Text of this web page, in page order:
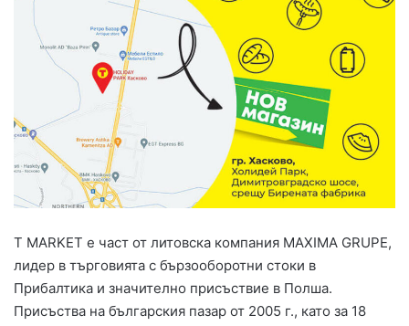
T MARKET е част от литовска компания MAXIMA GRUPE,
лидер в търговията с бързооборотни стоки в
Прибалтика и значително присъствие в Полша.
Присъства на българския пазар от 2005 г., като за 18